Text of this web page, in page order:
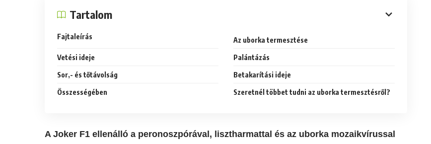
Tartalom
Fajtaleírás Az uborka termesztése
Vetési ideje Palántázás
Sor,- és tőtávolság Betakarítási ideje
Összességében Szeretnél többet tudni az uborka termesztésről?
A Joker F1 ellenálló a peronoszpórával, lisztharmattal és az uborka mozaikvírussal